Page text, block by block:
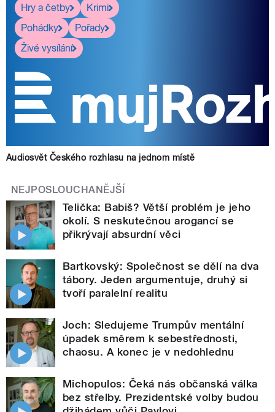
Hry a četby
Krimi
Pohádky
Pořady
Živé vysílání
Audiosvět Českého rozhlasu na jednom místě
NEJPOSLOUCHANĚJŠÍ
Telička: Babiš? Větší problém je jeho
okolí. S neskutečnou arogancí se
přikrývají absurdní věci
Bartkovský: Společnost se dělí na dva
tábory. Jeden argumentuje, druhý si
tvoří paralelní realitu
Joch: Sledujeme Trumpův mentální
úpadek směrem k sebestřednosti,
chaosu. A konec je v nedohlednu
Michopulos: Čeká nás občanská válka
bez střelby. Prezidentské volby budou